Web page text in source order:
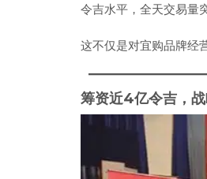
令吉水平，全天交易量
这不仅是对宜购品牌经
筹资近4亿令吉，